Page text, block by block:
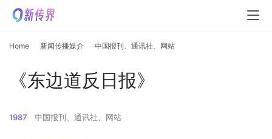
Home 新闻传播媒介 中国报刊、通讯社、网站
《东边道反日报》
1987 中国报刊、通讯社、网站